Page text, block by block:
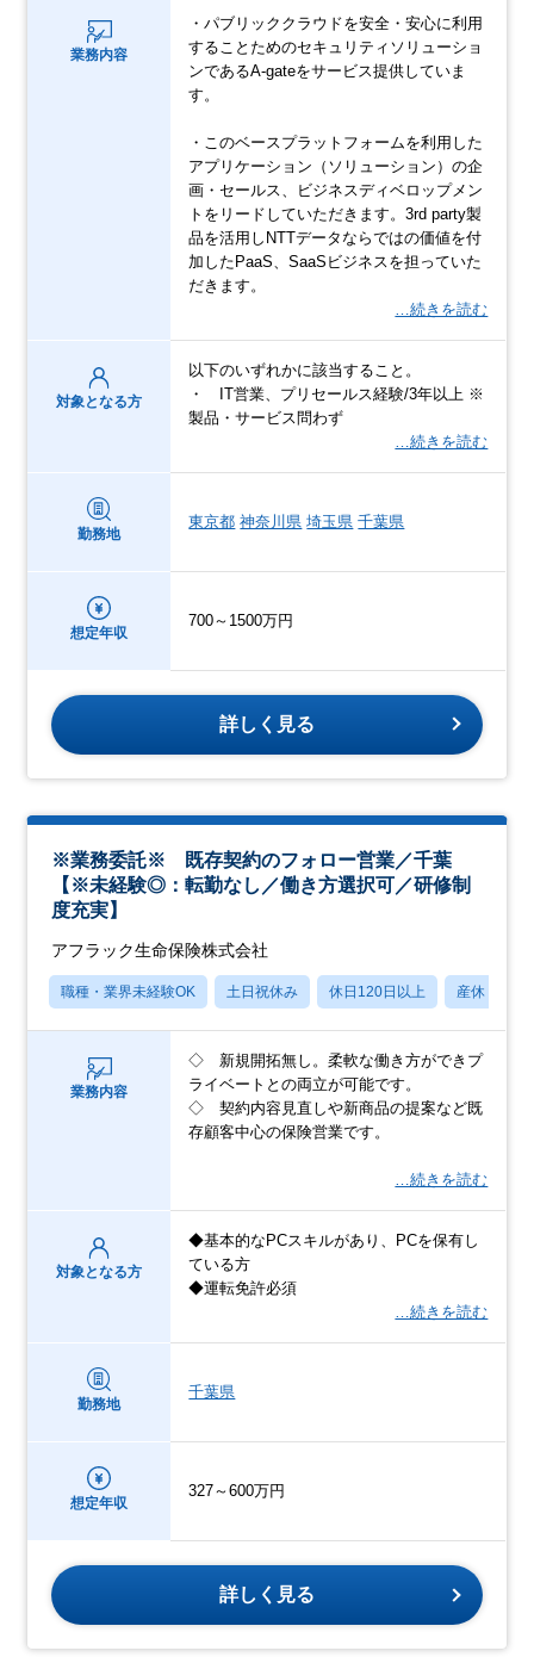
業務内容
・パブリッククラウドを安全・安心に利用
することためのセキュリティソリューショ
ンであるA-gateをサービス提供していま
す。
・このベースプラットフォームを利用した
アプリケーション（ソリューション）の企
画・セールス、ビジネスディベロップメン
トをリードしていただきます。3rd party製
品を活用しNTTデータならではの価値を付
加したPaaS、SaaSビジネスを担っていた
だきます。
…続きを読む
対象となる方
以下のいずれかに該当すること。
・ IT営業、プリセールス経験/3年以上 ※
製品・サービス問わず
…続きを読む
勤務地
東京都 神奈川県 埼玉県 千葉県
想定年収
700～1500万円
詳しく見る
※業務委託※ 既存契約のフォロー営業／千葉
【※未経験◎：転勤なし／働き方選択可／研修制
度充実】
アフラック生命保険株式会社
職種・業界未経験OK 土日祝休み 休日120日以上 産休・育休
業務内容
◇ 新規開拓無し。柔軟な働き方ができプ
ライベートとの両立が可能です。
◇ 契約内容見直しや新商品の提案など既
存顧客中心の保険営業です。
…続きを読む
対象となる方
◆基本的なPCスキルがあり、PCを保有し
ている方
◆運転免許必須
…続きを読む
勤務地
千葉県
想定年収
327～600万円
詳しく見る